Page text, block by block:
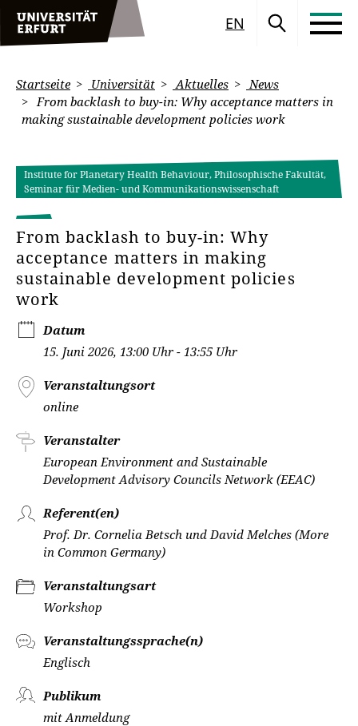
EN
Startseite Universität Aktuelles
News
From backlash to buy-in: Why acceptance matters in
making sustainable development policies work
Institute for Planetary Health Behaviour, Philosophische Fakultät,
Seminar für Medien- und Kommunikationswissenschaft
From backlash to buy-in: Why
acceptance matters in making
sustainable development policies
work
Datum
15. Juni 2026, 13:00 Uhr - 13:55 Uhr
Veranstaltungsort
online
Veranstalter
European Environment and Sustainable
Development Advisory Councils Network (EEAC)
Referent(en)
Prof. Dr. Cornelia Betsch und David Melches (More
in Common Germany)
Veranstaltungsart
Workshop
Veranstaltungssprache(n)
Englisch
Publikum
mit Anmeldung